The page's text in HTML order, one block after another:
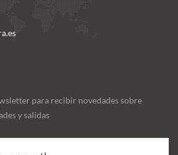
para recibir novedades sobre
y salidas